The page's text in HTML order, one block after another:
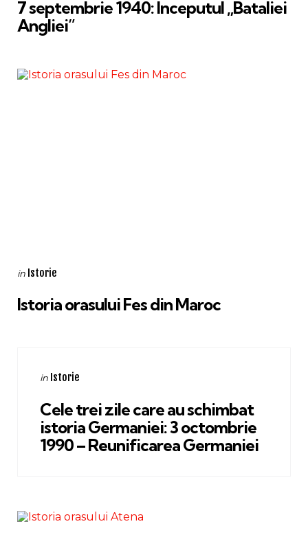
7 septembrie 1940: Inceputul „Bataliei
Angliei”
Categories
Posted
in Istorie
Istoria orasului Fes din Maroc
Categories
Posted
in Istorie
Cele trei zile care au schimbat
istoria Germaniei: 3 octombrie
1990 – Reunificarea Germaniei